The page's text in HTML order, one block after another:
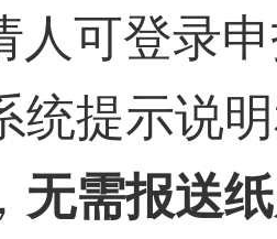
人可登录
统提示说
无需报送